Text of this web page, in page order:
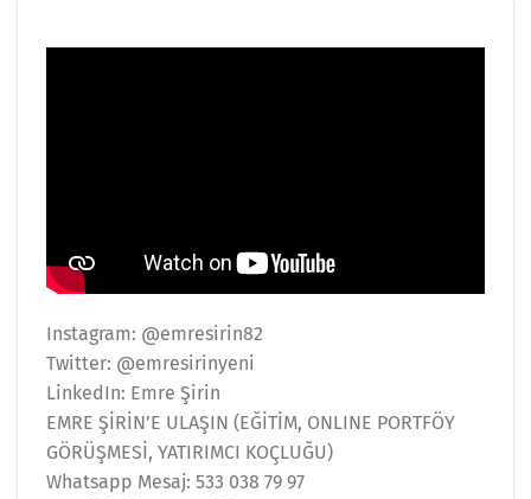
Instagram: @emresirin82
Twitter: @emresirinyeni
LinkedIn: Emre Şirin
EMRE ŞİRİN’E ULAŞIN (EĞİTİM, ONLINE PORTFÖY
GÖRÜŞMESİ, YATIRIMCI KOÇLUĞU)
Whatsapp Mesaj: 533 038 79 97